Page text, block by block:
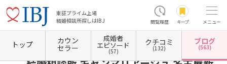
東証プライム上場
結婚相談所探しはIBJ
閲覧履歴 キープ メニュー
ホーム 愛知県の結婚相談所 愛知県名古屋市 愛知県名古屋市東区 結婚相談所 キャン
トップ カウン
セラー
成婚者
エピソード
(57)
クチコミ
(132)
ブログ
(563)